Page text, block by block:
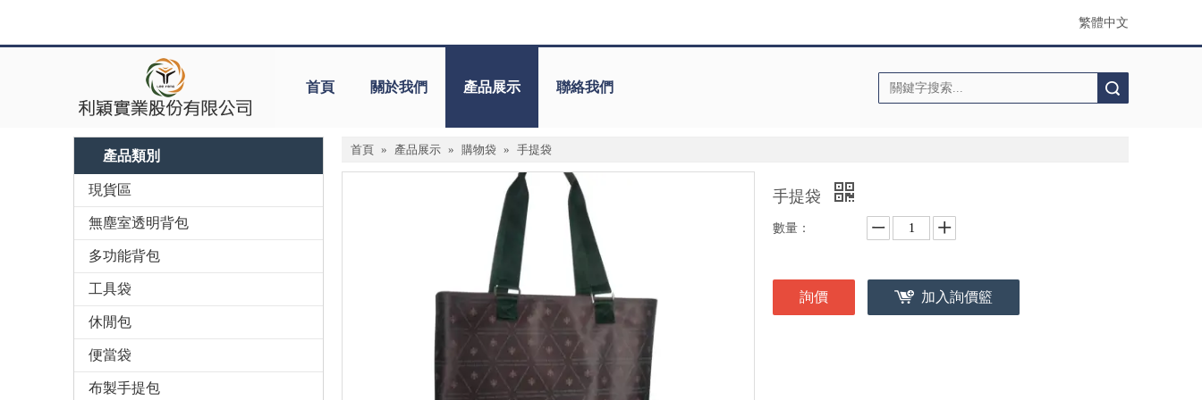
繁體中文
首頁 關於我們 產品展示 聯絡我們
產品類別
現貨區
無塵室透明背包
多功能背包
工具袋
休閒包
便當袋
布製手提包
首頁 » 產品展示 » 購物袋 » 手提袋
手提袋
數量：
詢價 加入詢價籃